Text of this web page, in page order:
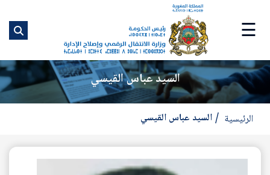
☰
السيد عباس القيسي
الرئيسية السيد عباس القيسي